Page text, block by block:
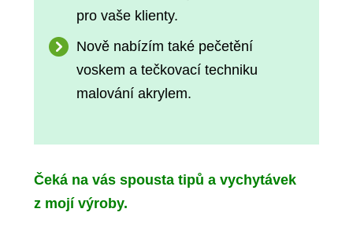
pro vaše klienty.
Nově nabízím také pečetění
voskem a tečkovací techniku
malování akrylem.
Čeká na vás spousta tipů a vychytávek
z mojí výroby.